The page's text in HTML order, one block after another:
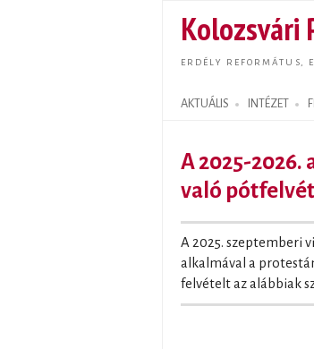
Kolozsvári
ERDÉLY REFORMÁTUS,
AKTUÁLIS INTÉZET
Search form
A 2025-
való
A 2025. szeptemberi
alkalmával a
felvételt az alábbiak